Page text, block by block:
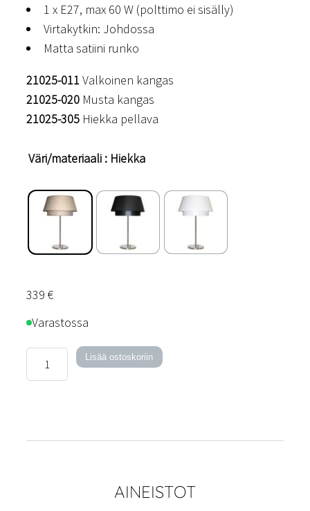
1 x E27, max 60 W (polttimo ei sisälly)
Virtakytkin: Johdossa
Matta satiini runko
21025-011Valkoinen kangas
21025-020 Musta kangas
21025-305 Hiekka pellava
Väri/materiaali : Hiekka
339 €
Varastossa
pöytävalaisin
Lisää ostoskoriin
AINEISTOT